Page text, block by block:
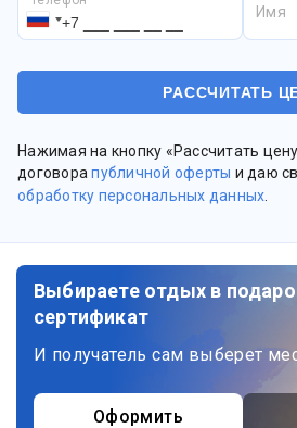
Имя
Нажимая на кнопку «Рассчитать
договорапубличной оферты и даю
обработку персональных данных
Выбираете отдых в
сертификат
И получатель сам выберет
Оформить